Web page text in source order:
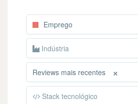
Emprego
Indústria
×
Reviews mais recentes
Stack tecnológico